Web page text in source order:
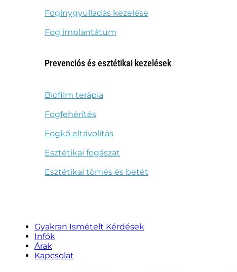
Fogínygyulladás kezelése
Fog implantátum
Prevenciós és esztétikai kezelések
Biofilm terápia
Fogfehérítés
Fogkő eltávolítás
Esztétikai fogászat
Esztétikai tömés és betét
Gyakran Ismételt Kérdések
Infók
Árak
Kapcsolat